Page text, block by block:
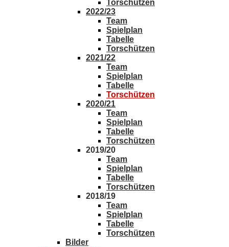
Torschützen
2022/23
Team
Spielplan
Tabelle
Torschützen
2021/22
Team
Spielplan
Tabelle
Torschützen
2020/21
Team
Spielplan
Tabelle
Torschützen
2019/20
Team
Spielplan
Tabelle
Torschützen
2018/19
Team
Spielplan
Tabelle
Torschützen
Bilder